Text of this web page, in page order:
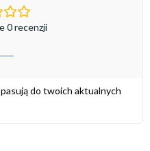
0 recenzji
do twoich aktualnych